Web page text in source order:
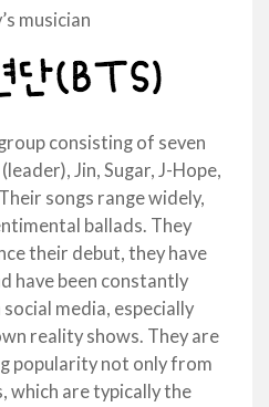
musician
consisting of seven
Jin, Sugar, J-Hope,
songs range widely,
ballads. They
their debut, they have
have been constantly
media, especially
reality shows. They are
popularity not only from
which are typically the